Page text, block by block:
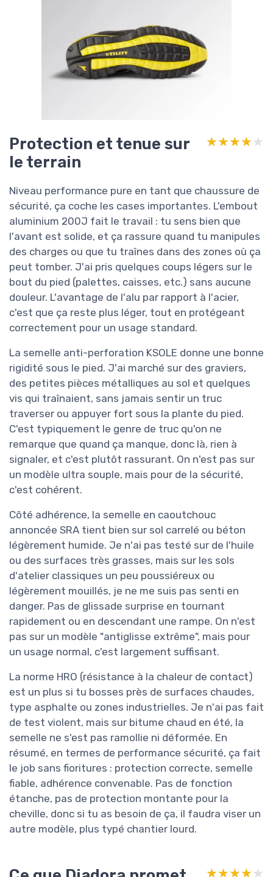
Protection et tenue sur
le terrain
★★★★★
★★★★★
Niveau performance pure en tant que chaussure de
sécurité, ça coche les cases importantes. L'embout
aluminium 200J fait le travail : tu sens bien que
l'avant est solide, et ça rassure quand tu manipules
des charges ou que tu traînes dans des zones où ça
peut tomber. J'ai pris quelques coups légers sur le
bout du pied (palettes, caisses, etc.) sans aucune
douleur. L'avantage de l'alu par rapport à l'acier,
c'est que ça reste plus léger, tout en protégeant
correctement pour un usage standard.
La semelle anti-perforation KSOLE donne une bonne
rigidité sous le pied. J'ai marché sur des graviers,
des petites pièces métalliques au sol et quelques
vis qui traînaient, sans jamais sentir un truc
traverser ou appuyer fort sous la plante du pied.
C'est typiquement le genre de truc qu'on ne
remarque que quand ça manque, donc là, rien à
signaler, et c'est plutôt rassurant. On n'est pas sur
un modèle ultra souple, mais pour de la sécurité,
c'est cohérent.
Côté adhérence, la semelle en caoutchouc
annoncée SRA tient bien sur sol carrelé ou béton
légèrement humide. Je n'ai pas testé sur de l'huile
ou des surfaces très grasses, mais sur les sols
d'atelier classiques un peu poussiéreux ou
légèrement mouillés, je ne me suis pas senti en
danger. Pas de glissade surprise en tournant
rapidement ou en descendant une rampe. On n'est
pas sur un modèle "antiglisse extrême", mais pour
un usage normal, c'est largement suffisant.
La norme HRO (résistance à la chaleur de contact)
est un plus si tu bosses près de surfaces chaudes,
type asphalte ou zones industrielles. Je n'ai pas fait
de test violent, mais sur bitume chaud en été, la
semelle ne s'est pas ramollie ni déformée. En
résumé, en termes de performance sécurité, ça fait
le job sans fioritures : protection correcte, semelle
fiable, adhérence convenable. Pas de fonction
étanche, pas de protection montante pour la
cheville, donc si tu as besoin de ça, il faudra viser un
autre modèle, plus typé chantier lourd.
★★★★★
★★★★★